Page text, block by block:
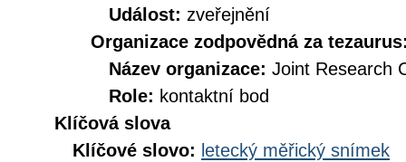
Událost: zveřejnění
Organizace zodpovědná za
Název organizace: Joint Research
Role: kontaktní bod
Klíčová slova
Klíčové slovo: letecký měřický snímek